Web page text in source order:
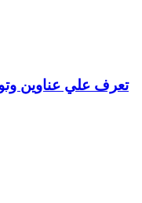
تعرف علي عناوين